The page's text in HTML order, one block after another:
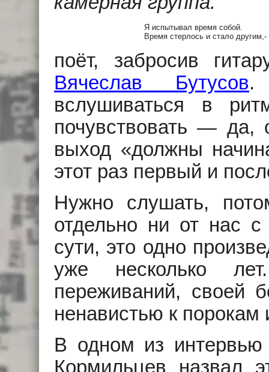
Я испытывал время собой.
Время стерлось и стало другим,-
поёт, забросив
Вячеслав Бутусов.
вслушиваться в
почувствовать — да,
выход «должны
этот раз первый и
Нужно слушать,
отдельно ни от нас
сути, это одно
уже несколько
переживаний, своей
ненавистью к
В одном из интервью
Кормильцев назвал